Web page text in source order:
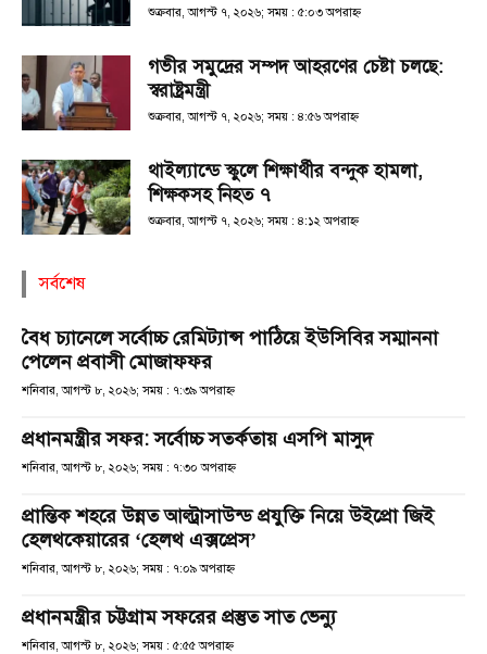
শুক্রবার, আগস্ট ৭, ২০২৬; সময় : ৫:০৩ অপরাহ্ণ
গভীর সমুদ্রের সম্পদ আহরণের চেষ্টা চলছে:
স্বরাষ্ট্রমন্ত্রী
শুক্রবার, আগস্ট ৭, ২০২৬; সময় : ৪:৫৬ অপরাহ্ণ
থাইল্যান্ডে স্কুলে শিক্ষার্থীর বন্দুক হামলা,
শিক্ষকসহ নিহত ৭
শুক্রবার, আগস্ট ৭, ২০২৬; সময় : ৪:১২ অপরাহ্ণ
সর্বশেষ
বৈধ চ্যানেলে সর্বোচ্চ রেমিট্যান্স পাঠিয়ে ইউসিবির সম্মাননা
পেলেন প্রবাসী মোজাফফর
শনিবার, আগস্ট ৮, ২০২৬; সময় : ৭:৩৯ অপরাহ্ণ
প্রধানমন্ত্রীর সফর: সর্বোচ্চ সতর্কতায় এসপি মাসুদ
শনিবার, আগস্ট ৮, ২০২৬; সময় : ৭:৩০ অপরাহ্ণ
প্রান্তিক শহরে উন্নত আল্ট্রাসাউন্ড প্রযুক্তি নিয়ে উইপ্রো জিই
হেলথকেয়ারের ‘হেলথ এক্সপ্রেস’
শনিবার, আগস্ট ৮, ২০২৬; সময় : ৭:০৯ অপরাহ্ণ
প্রধানমন্ত্রীর চট্টগ্রাম সফরের প্রস্তুত সাত ভেন্যু
শনিবার, আগস্ট ৮, ২০২৬; সময় : ৫:৫৫ অপরাহ্ণ